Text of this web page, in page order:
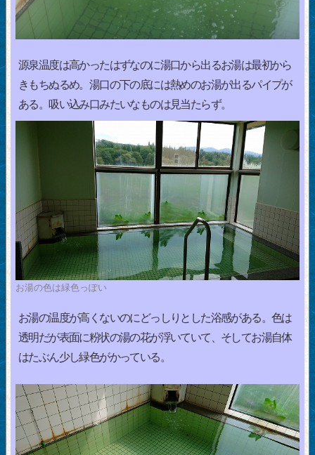
源泉温度は高かったはずなのに湯口から出るお湯は最初から
きもちぬるめ。湯口の下の底には熱めのお湯が出るパイプが
ある。吸い込み口みたいなものは見当たらず。
お湯の色は緑色っぽい
お湯の温度が高くないのにどっしりとした浴感がある。色は
透明だが表面に粉状の湯の花が浮いていて、そしてお湯自体
はたぶん少し緑色がかっている。